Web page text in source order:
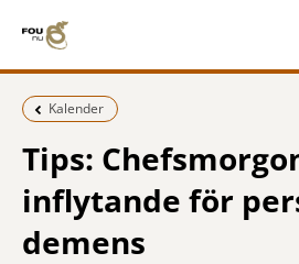
Föregående sida:
Kalender
Tips:
inflytande för
demens